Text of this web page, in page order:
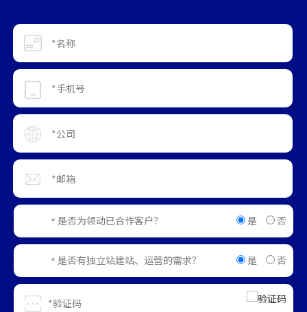
* 是否为领动已合作客户？ 是 否
* 是否有独立站建站、运营的需求？ 是 否